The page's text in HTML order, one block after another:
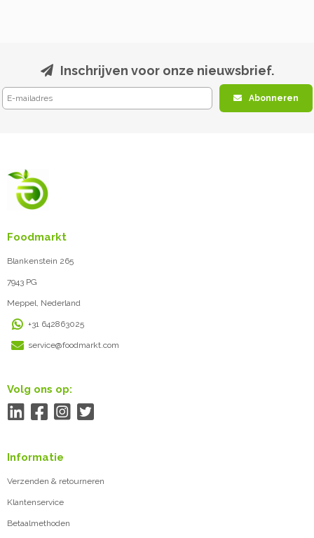
Inschrijven voor onze nieuwsbrief.
Abonneren
Foodmarkt
Blankenstein 265
7943 PG
Meppel, Nederland
+31 642863025
service@foodmarkt.com
Volg ons op:
Informatie
Verzenden & retourneren
Klantenservice
Betaalmethoden